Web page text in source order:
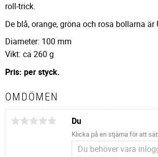
roll-trick.
De blå, orange, gröna och rosa bollarna är
Diameter: 100 mm
Vikt: ca 260 g
Pris: per styck.
OMDÖMEN
Du
Klicka på en stjärna för att